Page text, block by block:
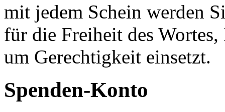
mit jedem Schein werden
für die Freiheit des
um Gerechtigkeit einsetzt.
Spenden-Konto